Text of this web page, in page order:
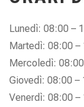
Lunedì: 08:00 –
Martedì: 08:00 –
Mercoledì:
Giovedì: 08:00 –
Venerdì: 08:00 –